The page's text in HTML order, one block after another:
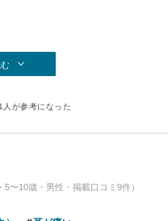
1人が参考になった
〜10歳・男性・掲載口コミ9件）